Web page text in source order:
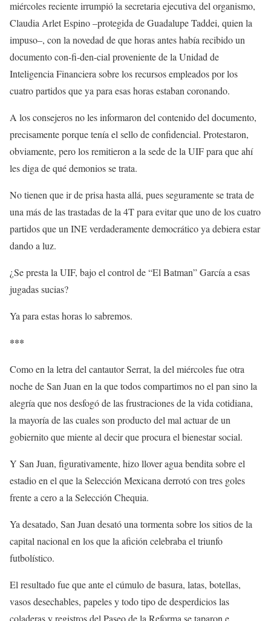
miércoles reciente irrumpió la secretaria ejecutiva del organismo,
Claudia Arlet Espino –protegida de Guadalupe Taddei, quien la
impuso–, con la novedad de que horas antes había recibido un
documento con-fi-den-cial proveniente de la Unidad de
Inteligencia Financiera sobre los recursos empleados por los
cuatro partidos que ya para esas horas estaban coronando.
A los consejeros no les informaron del contenido del documento,
precisamente porque tenía el sello de confidencial. Protestaron,
obviamente, pero los remitieron a la sede de la UIF para que ahí
les diga de qué demonios se trata.
No tienen que ir de prisa hasta allá, pues seguramente se trata de
una más de las trastadas de la 4T para evitar que uno de los cuatro
partidos que un INE verdaderamente democrático ya debiera estar
dando a luz.
¿Se presta la UIF, bajo el control de “El Batman” García a esas
jugadas sucias?
Ya para estas horas lo sabremos.
***
Como en la letra del cantautor Serrat, la del miércoles fue otra
noche de San Juan en la que todos compartimos no el pan sino la
alegría que nos desfogó de las frustraciones de la vida cotidiana,
la mayoría de las cuales son producto del mal actuar de un
gobiernito que miente al decir que procura el bienestar social.
Y San Juan, figurativamente, hizo llover agua bendita sobre el
estadio en el que la Selección Mexicana derrotó con tres goles
frente a cero a la Selección Chequia.
Ya desatado, San Juan desató una tormenta sobre los sitios de la
capital nacional en los que la afición celebraba el triunfo
futbolístico.
El resultado fue que ante el cúmulo de basura, latas, botellas,
vasos desechables, papeles y todo tipo de desperdicios las
coladeras y registros del Paseo de la Reforma se taparon e